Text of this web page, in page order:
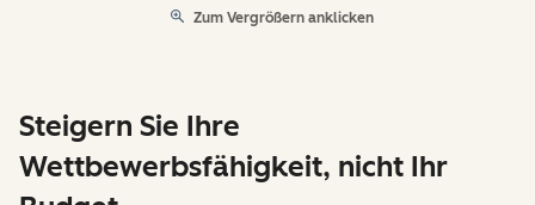
Zum Vergrößern anklicken
Steigern Sie Ihre
Wettbewerbsfähigkeit, nicht Ihr